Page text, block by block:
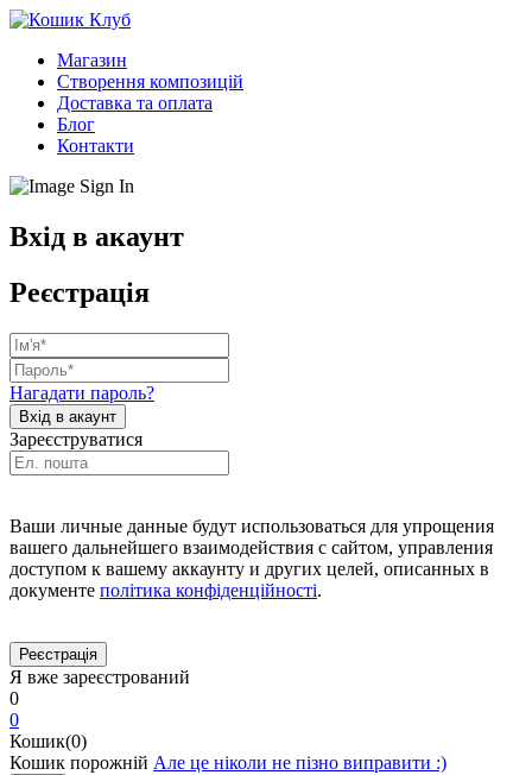
Магазин
Створення композицій
Доставка та оплата
Блог
Контакти
Вхід в акаунт
Реєстрація
Нагадати пароль?
Зареєструватися
Ваши личные данные будут использоваться для упрощения
вашего дальнейшего взаимодействия с сайтом, управления
доступом к вашему аккаунту и других целей, описанных в
документе політика конфіденційності.
Я вже зареєстрований
0
0
Кошик(0)
Кошик порожній Але це ніколи не пізно виправити :)